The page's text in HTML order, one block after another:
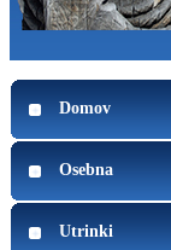
Domov
Osebna
Utrinki